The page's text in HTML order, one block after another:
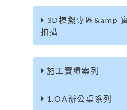
3D模擬專區&amp
拍攝
施工實績案列
1.OA辦公桌系列